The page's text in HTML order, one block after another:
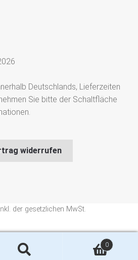
Deutschlands, Lieferzeiten
Sie bitte der Schaltfläche
widerrufen
0
der gesetzlichen MwSt.
Online-Shop.